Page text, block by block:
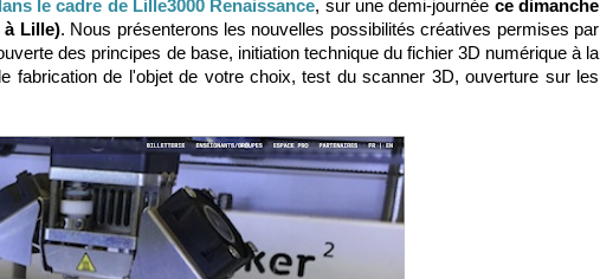
le cadre de Lille3000 Renaissance, sur une demi-journée ce dimanche
à Lille). Nous présenterons les nouvelles possibilités créatives permises par
des principes de base, initiation technique du fichier 3D numérique à la
fabrication de l'objet de votre choix, test du scanner 3D, ouverture sur les